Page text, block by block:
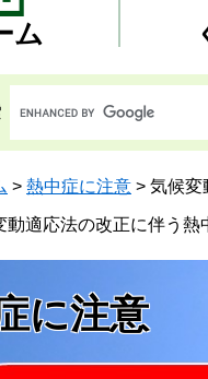
ム
> 熱中症に注意 > 気候変
動適応法の改正に伴う
に注意